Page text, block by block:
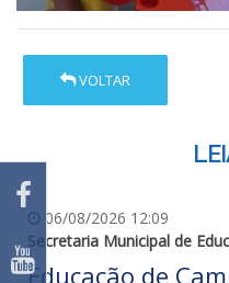
VOLTAR
06/08/2026 12:09
Secretaria Municipal de
Educação de